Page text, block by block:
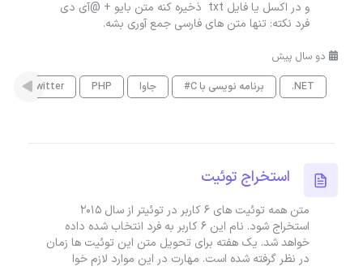
و در اکسل یا فایل txt ذخیره کنه متن بایو + @آی دی
فرد نکته: تنها متن های فارسی جمع آوری بشه.
دو سال پیش
.NET
برنامه نویسی با C# جاوا PHP
Twitter
استخراج توئیت
متن همه توئیت های 6 کاربر در توئیتر از سال 2015
استخراج شود. نام این 6 کاربر به فرد انتخاب شده داده
خواهد شد. یک هفته برای تحویل متن این توئیت ها زمان
در نظر گرفته شده است. مهارت در این موارد لازم خوا